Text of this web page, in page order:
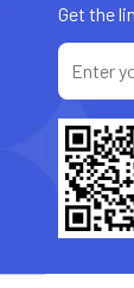
Get the